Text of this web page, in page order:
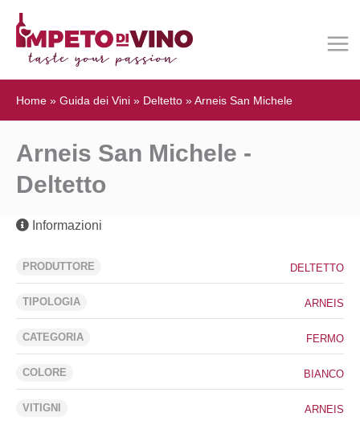
Home » Guida dei Vini » Deltetto »Arneis San Michele
Arneis San Michele -
Deltetto
Informazioni
PRODUTTORE DELTETTO
TIPOLOGIA ARNEIS
CATEGORIA FERMO
COLORE BIANCO
VITIGNI ARNEIS